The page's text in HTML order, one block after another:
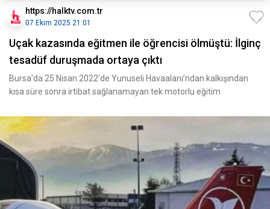
https://halktv.com.tr
07 Ekim 2025 21:01
Uçak kazasında eğitmen ile öğrencisi ölmüştü: İlginç
tesadüf duruşmada ortaya çıktı
Bursa'da 25 Nisan 2022'de Yunuseli Havaalanı’ndan kalkışından
kısa süre sonra irtibat sağlanamayan tek motorlu eğitim